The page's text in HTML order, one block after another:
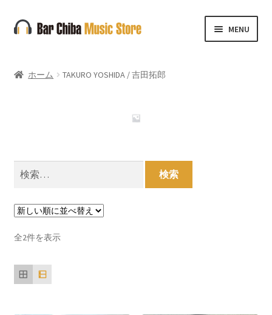
ナ
ビ
ー
キ
ッ
コ
ン
ン
プ
MENU
ホーム TAKURO YOSHIDA / 吉田拓郎
検
索:
全2件を表示新